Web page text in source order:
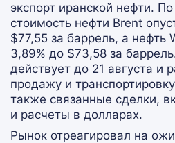
экспорт иранской нефти.
стоимость нефти Brent
$77,55 за баррель, а нефть
3,89% до $73,58 за
действует до 21 августа и
продажу и
также связанные сделки,
и расчеты в долларах.
Рынок отреагировал на